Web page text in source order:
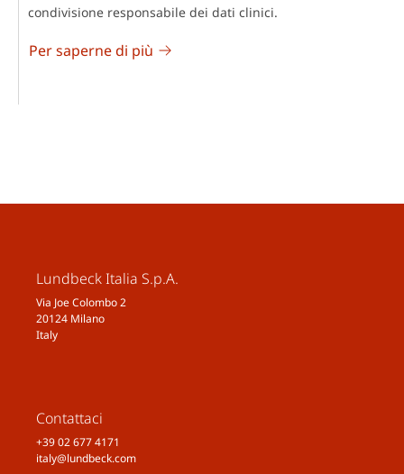
condivisione responsabile dei dati clinici.
Per saperne di più
Lundbeck Italia S.p.A.
Via Joe Colombo 2
20124 Milano
Italy
Contattaci
+39 02 677 4171
italy@lundbeck.com